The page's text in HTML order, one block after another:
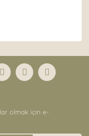
olmak için e-